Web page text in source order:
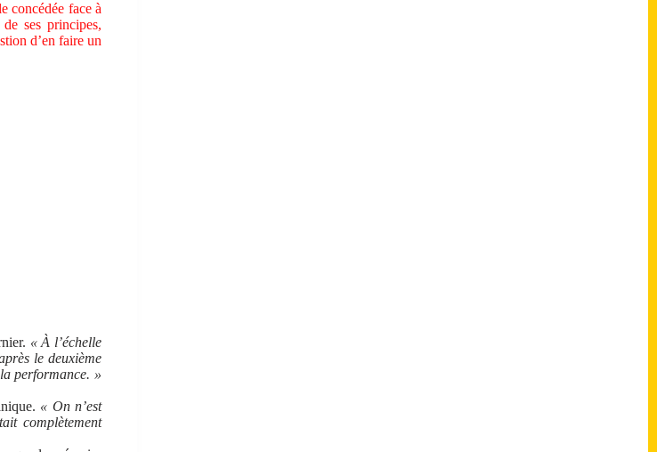
concédée face à
ses principes,
d’en faire un
« À l’échelle
le deuxième
performance. »
« On n’est
complètement